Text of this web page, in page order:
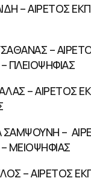
– ΑΙΡΕΤΟΣ
–
ΠΛΕΙΟΨΗΦΙΑΣ
– ΑΙΡΕΤΟΣ
ΣΑΜΨΟΥΝΗ –
ΜΕΙΟΨΗΦΙΑΣ
– ΑΙΡΕΤΟΣ